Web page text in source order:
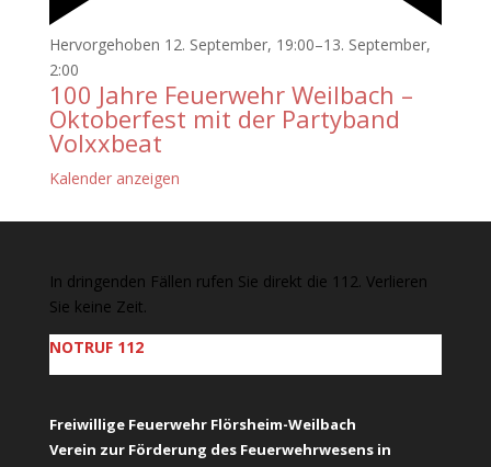
Hervorgehoben 12. September, 19:00–13. September,
2:00
100 Jahre Feuerwehr Weilbach –
Oktoberfest mit der Partyband
Volxxbeat
Kalender anzeigen
In dringenden Fällen rufen Sie direkt die 112. Verlieren
Sie keine Zeit.
NOTRUF 112
Freiwillige Feuerwehr Flörsheim-Weilbach
Verein zur Förderung des Feuerwehrwesens in